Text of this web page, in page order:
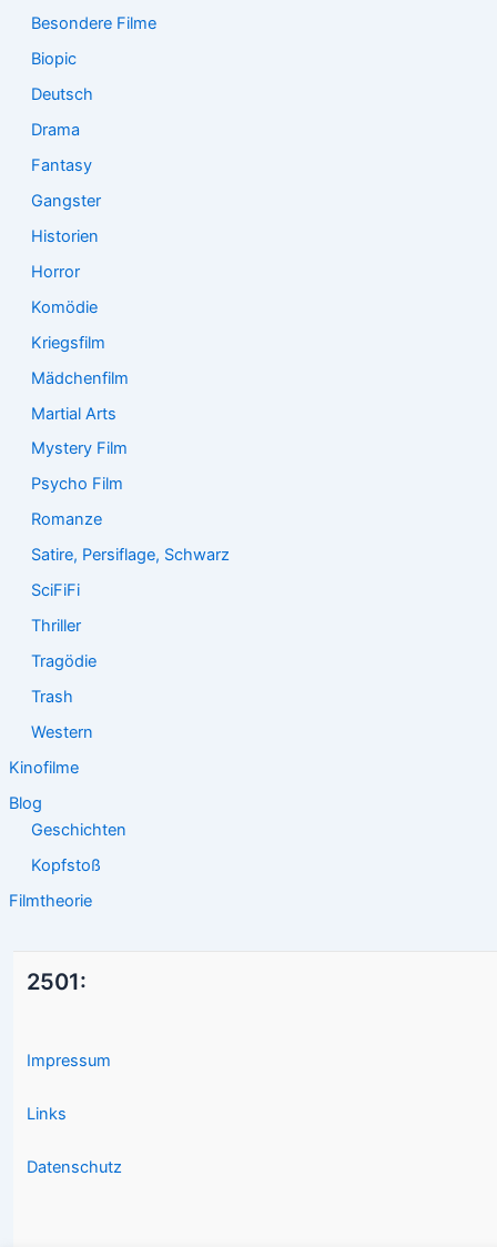
Besondere Filme
Biopic
Deutsch
Drama
Fantasy
Gangster
Historien
Horror
Komödie
Kriegsfilm
Mädchenfilm
Martial Arts
Mystery Film
Psycho Film
Romanze
Satire, Persiflage, Schwarz
SciFiFi
Thriller
Tragödie
Trash
Western
Kinofilme
Blog
Geschichten
Kopfstoß
Filmtheorie
2501:
Impressum
Links
Datenschutz